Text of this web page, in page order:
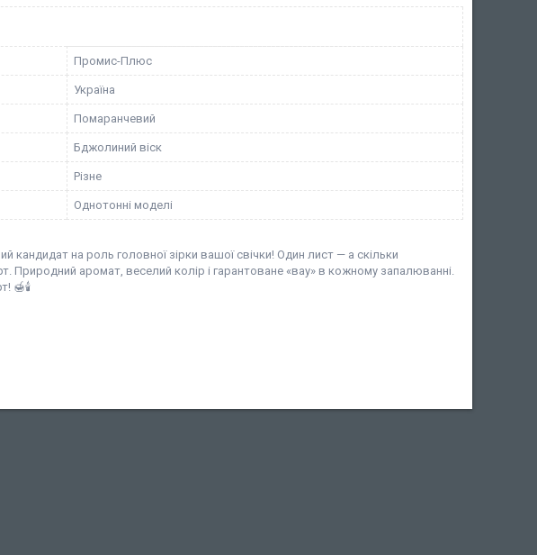
Промис-Плюс
Україна
Помаранчевий
Бджолиний віск
Різне
Однотонні моделі
на роль головної зірки вашої свічки! Один лист — а скільки
аромат, веселий колір і гарантоване «вау» в кожному запалюванні.
🍯🕯️